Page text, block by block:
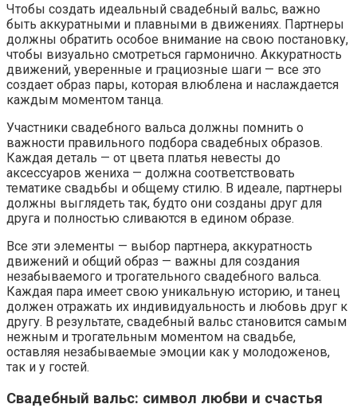
Чтобы создать идеальный свадебный вальс, важно
быть аккуратными и плавными в движениях. Партнеры
должны обратить особое внимание на свою постановку,
чтобы визуально смотреться гармонично. Аккуратность
движений, уверенные и грациозные шаги — все это
создает образ пары, которая влюблена и наслаждается
каждым моментом танца.
Участники свадебного вальса должны помнить о
важности правильного подбора свадебных образов.
Каждая деталь — от цвета платья невесты до
аксессуаров жениха — должна соответствовать
тематике свадьбы и общему стилю. В идеале, партнеры
должны выглядеть так, будто они созданы друг для
друга и полностью сливаются в едином образе.
Все эти элементы — выбор партнера, аккуратность
движений и общий образ — важны для создания
незабываемого и трогательного свадебного вальса.
Каждая пара имеет свою уникальную историю, и танец
должен отражать их индивидуальность и любовь друг к
другу. В результате, свадебный вальс становится самым
нежным и трогательным моментом на свадьбе,
оставляя незабываемые эмоции как у молодоженов,
так и у гостей.
Свадебный вальс: символ любви и счастья